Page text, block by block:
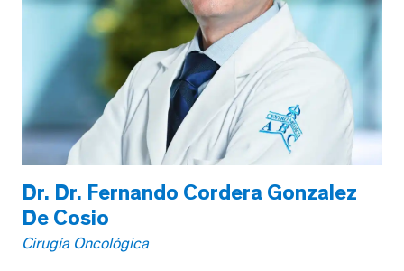
Dr. Dr. Fernando Cordera Gonzalez
De Cosio
Cirugía Oncológica